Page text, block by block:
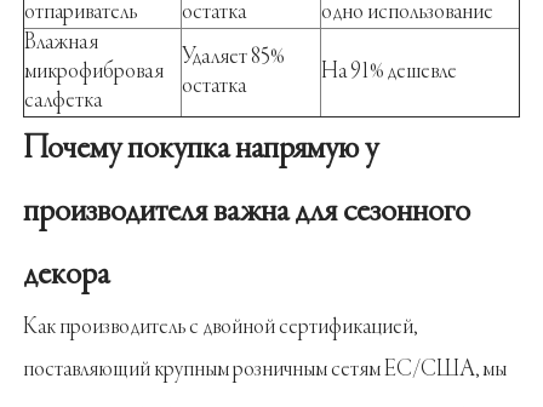
отпариватель
остатка
одно использование
Влажная
микрофибровая
салфетка
Удаляет 85%
остатка
На 91% дешевле
Почему покупка напрямую у
производителя важна для сезонного
декора
Как производитель с двойной сертификацией,
поставляющий крупным розничным сетям ЕС/США, мы